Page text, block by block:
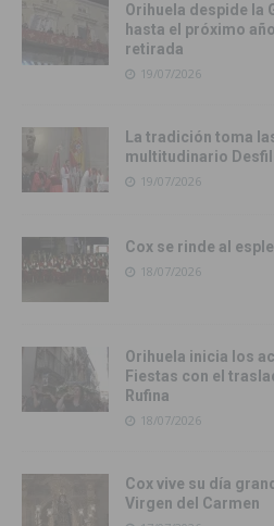
Orihuela despide la
hasta el próximo
retirada
19/07/2026
La tradición toma
multitudinario
19/07/2026
Cox se rinde al
18/07/2026
Orihuela inicia los
Fiestas con el
Rufina
18/07/2026
Cox vive su día
Virgen del Carmen